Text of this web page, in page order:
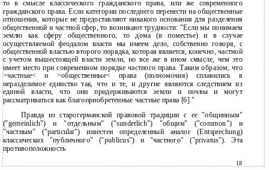
то в смысле классического гражданского права, или же современного
гражданского права. Если категории последнего перенести на общественные
отношения, которые не предоставляют никакого основания для разделения
общественной и частной сфер, то возникают трудности: "Если мы понимаем
землю как сферу общественного, то дома (в поместье) и в случае
осуществляемой феодалом власти мы имеем дело, собственно говоря, с
общественной властью второго порядка, которая является, конечно, частной
с учетом вышестоящей власти земли, но все же в ином смысле, чем это
имеет место при современном порядке частного права. Таким образом, что
>частные< и >общественные< права (полномочия) сплавились в
неразделимое единство так, что и те, и другие являются следствием из
единой власти, что они придерживаются земли и почвы и могут
рассматриваться как благоприобретенные частные права [6]."
Правда из старогерманской правовой традиции с ее "общинным"
("gemeinlich") и "отдельным" ("sunderlich") "общим" ("соmmоn") и
"частным" ("particular") известен определенный аналог (Entsprechung)
классических "публичного" ("publicus") и "частного" ("privatus"). Эта
противоположность
18